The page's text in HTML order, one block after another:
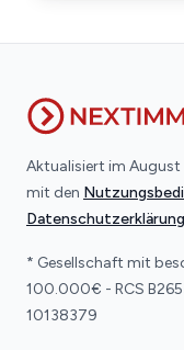
Aktualisiert im August
mit den
Datenschutzerklärung
* Gesellschaft mit
100.000€ - RCS
10138379